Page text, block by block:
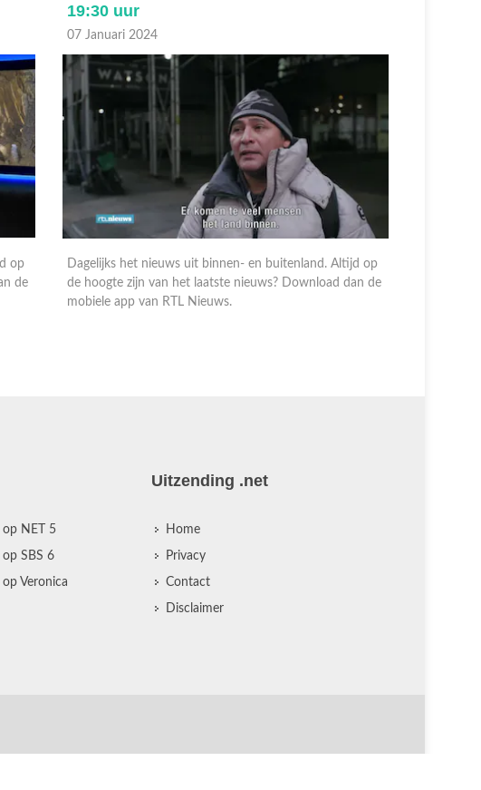
op
de
19:30 uur
07 Januari 2024
Dagelijks het nieuws uit binnen- en buitenland. Altijd op
de hoogte zijn van het laatste nieuws? Download dan de
mobiele app van RTL Nieuws.
op NET 5
SBS 6
Veronica
Uitzending .net
Home
Privacy
Contact
Disclaimer